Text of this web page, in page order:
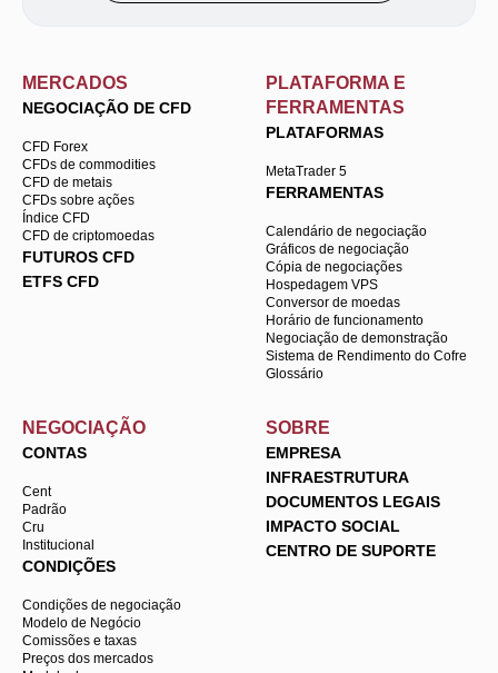
MERCADOS
NEGOCIAÇÃO DE CFD
CFD Forex
CFDs de commodities
CFD de metais
CFDs sobre ações
Índice CFD
CFD de criptomoedas
FUTUROS CFD
ETFS CFD
PLATAFORMA E
FERRAMENTAS
PLATAFORMAS
MetaTrader 5
FERRAMENTAS
Calendário de negociação
Gráficos de negociação
Cópia de negociações
Hospedagem VPS
Conversor de moedas
Horário de funcionamento
Negociação de demonstração
Sistema de Rendimento do Cofre
Glossário
NEGOCIAÇÃO
CONTAS
Cent
Padrão
Cru
Institucional
CONDIÇÕES
Condições de negociação
Modelo de Negócio
Comissões e taxas
Preços dos mercados
SOBRE
EMPRESA
INFRAESTRUTURA
DOCUMENTOS LEGAIS
IMPACTO SOCIAL
CENTRO DE SUPORTE